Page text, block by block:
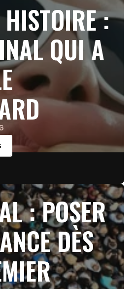
:
QUI A
: POSER
DÈS